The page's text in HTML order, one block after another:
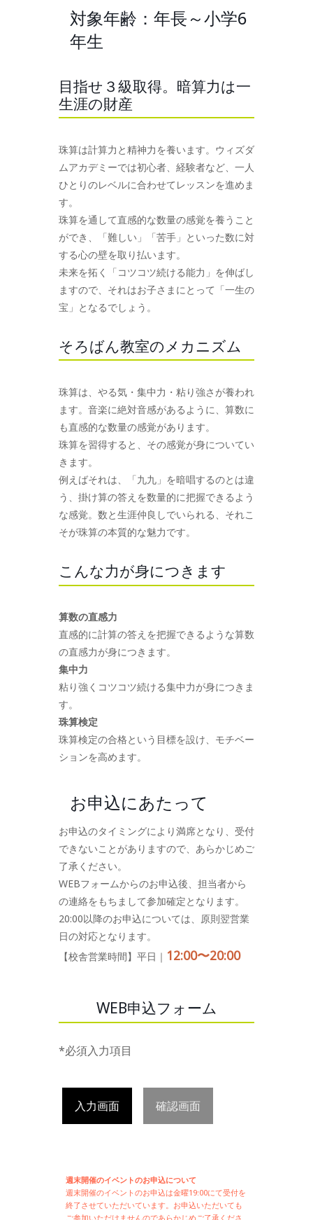
対象年齢：年長～小学6
年生
目指せ３級取得。暗算力は一
生涯の財産
珠算は計算力と精神力を養います。ウィズダ
ムアカデミーでは初心者、経験者など、一人
ひとりのレベルに合わせてレッスンを進めま
す。
珠算を通して直感的な数量の感覚を養うこと
ができ、「難しい」「苦手」といった数に対
する心の壁を取り払います。
未来を拓く「コツコツ続ける能力」を伸ばし
ますので、それはお子さまにとって「一生の
宝」となるでしょう。
そろばん教室のメカニズム
珠算は、やる気・集中力・粘り強さが養われ
ます。音楽に絶対音感があるように、算数に
も直感的な数量の感覚があります。
珠算を習得すると、その感覚が身についてい
きます。
例えばそれは、「九九」を暗唱するのとは違
う、掛け算の答えを数量的に把握できるよう
な感覚。数と生涯仲良しでいられる、それこ
そが珠算の本質的な魅力です。
こんな力が身につきます
算数の直感力
直感的に計算の答えを把握できるような算数
の直感力が身につきます。
集中力
粘り強くコツコツ続ける集中力が身につきま
す。
珠算検定
珠算検定の合格という目標を設け、モチベー
ションを高めます。
お申込にあたって
お申込のタイミングにより満席となり、受付
できないことがありますので、あらかじめご
了承ください。
WEBフォームからのお申込後、担当者から
の連絡をもちまして参加確定となります。
20:00以降のお申込については、原則翌営業
日の対応となります。
【校舎営業時間】平日｜ 12:00〜20:00
WEB申込フォーム
*必須入力項目
入力画面 確認画面
週末開催のイベントのお申込について
週末開催のイベントのお申込は金曜19:00にて受付を
終了させていただいています。お申込いただいても
ご参加いただけませんのであらかじめご了承くださ